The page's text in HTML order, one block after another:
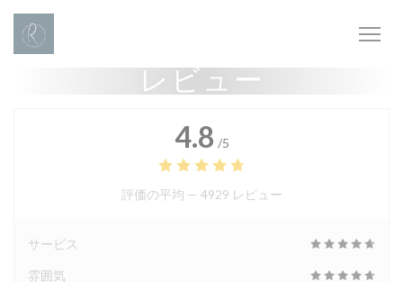
クッキー利用の管理について
レビュー
4.8 /5
評価の平均 — 4929 レビュー
サービス
雰囲気